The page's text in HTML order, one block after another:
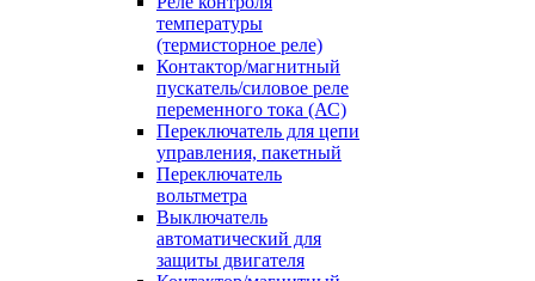
температуры
(термисторное реле)
Контактор/магнитный
пускатель/силовое реле
переменного тока (АС)
Переключатель для цепи
управления, пакетный
Переключатель
вольтметра
Выключатель
автоматический для
защиты двигателя